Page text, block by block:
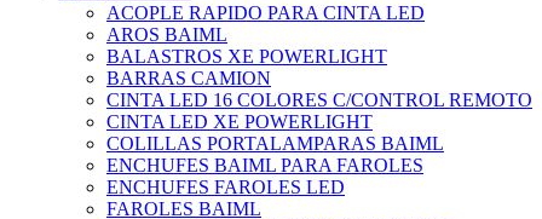
ACOPLE RAPIDO PARA CINTA LED
AROS BAIML
BALASTROS XE POWERLIGHT
BARRAS CAMION
CINTA LED 16 COLORES C/CONTROL REMOTO
CINTA LED XE POWERLIGHT
COLILLAS PORTALAMPARAS BAIML
ENCHUFES BAIML PARA FAROLES
ENCHUFES FAROLES LED
FAROLES BAIML